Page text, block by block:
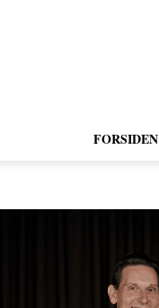
FORSIDEN